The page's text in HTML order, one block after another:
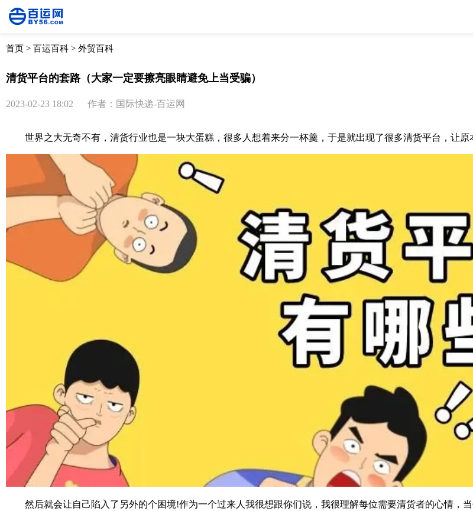
首页 > 百运百科 > 外贸百科
清货平台的套路（大家一定要擦亮眼睛避免上当受骗）
2023-02-23 18:02 作者：国际快递-百运网
世界之大无奇不有，清货行业也是一块大蛋糕，很多人想着来分一杯羹，于是就出现了很多清货平台，让原
然后就会让自己陷入了另外的个困境!作为一个过来人我很想跟你们说，我很理解每位需要清货者的心情，